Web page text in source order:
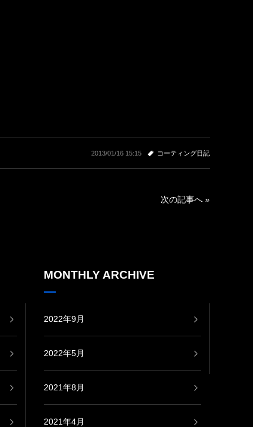
2013/01/16 15:15 コーティング日記
次の記事へ »
MONTHLY ARCHIVE
2022年9月
2022年5月
2021年8月
2021年4月